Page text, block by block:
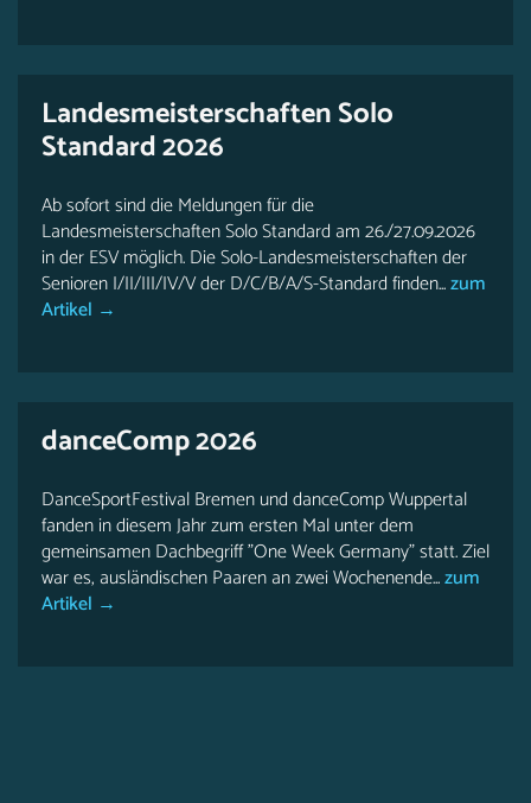
Landesmeisterschaften Solo
Standard 2026
Ab sofort sind die Meldungen für die
Landesmeisterschaften Solo Standard am 26./27.09.2026
in der ESV möglich. Die Solo-Landesmeisterschaften der
Senioren I/II/III/IV/V der D/C/B/A/S-Standard finden...zum
Artikel →
danceComp 2026
DanceSportFestival Bremen und danceComp Wuppertal
fanden in diesem Jahr zum ersten Mal unter dem
gemeinsamen Dachbegriff "One Week Germany" statt. Ziel
war es, ausländischen Paaren an zwei Wochenende...zum
Artikel →